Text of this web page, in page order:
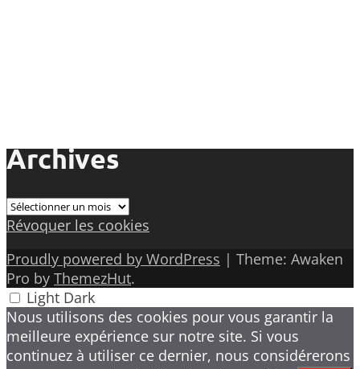
Archives
Archives
Révoquer les cookies
Proudly powered by WordPress | Theme: Awaken
Pro by ThemezHut.
Light Dark
Nous utilisons des cookies pour vous garantir la
meilleure expérience sur notre site. Si vous
continuez à utiliser ce dernier, nous considérerons